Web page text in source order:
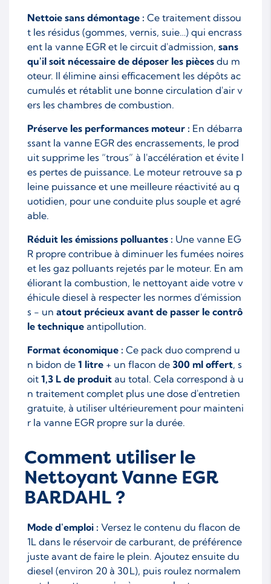
Nettoie sans démontage : Ce traitement dissou
t les résidus (gommes, vernis, suie…) qui encrass
ent la vanne EGR et le circuit d'admission, sans
qu'il soit nécessaire de déposer les pièces du m
oteur. Il élimine ainsi efficacement les dépôts ac
cumulés et rétablit une bonne circulation d'air v
ers les chambres de combustion.
Préserve les performances moteur : En débarra
ssant la vanne EGR des encrassements, le prod
uit supprime les “trous” à l'accélération et évite l
es pertes de puissance. Le moteur retrouve sa p
leine puissance et une meilleure réactivité au q
uotidien, pour une conduite plus souple et agré
able.
Réduit les émissions polluantes : Une vanne EG
R propre contribue à diminuer les fumées noires
et les gaz polluants rejetés par le moteur. En am
éliorant la combustion, le nettoyant aide votre v
éhicule diesel à respecter les normes d'émission
s - un atout précieux avant de passer le contrô
le technique antipollution.
Format économique : Ce pack duo comprend u
n bidon de 1 litre + un flacon de 300 ml offert, s
oit 1,3 L de produit au total. Cela correspond à u
n traitement complet plus une dose d'entretien
gratuite, à utiliser ultérieurement pour mainteni
r la vanne EGR propre sur la durée.
Comment utiliser le
Nettoyant Vanne EGR
BARDAHL ?
Mode d'emploi : Versez le contenu du flacon de
1L dans le réservoir de carburant, de préférence
juste avant de faire le plein. Ajoutez ensuite du
diesel (environ 20 à 30 L), puis roulez normalem